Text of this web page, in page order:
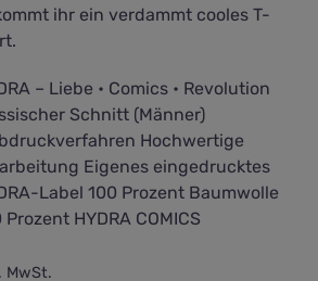
ihr ein verdammt cooles T-
– Liebe • Comics • Revolution
Schnitt (Männer)
Hochwertige
Eigenes eingedrucktes
Label 100 Prozent Baumwolle
Prozent HYDRA COMICS
MwSt.